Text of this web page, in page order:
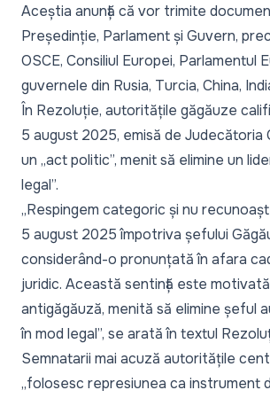
Aceștia anunță că vor trimite
Președinție, Parlament și Guvern,
OSCE, Consiliul Europei, Parlamentul
guvernele din Rusia, Turcia, China,
În Rezoluție, autoritățile găgăuze
5 august 2025, emisă de Judecătoria
un „act politic”, menit să elimine un
legal”.
„Respingem categoric și nu
5 august 2025 împotriva șefului
considerând-o pronunțată în afara
juridic. Această sentință este
antigăgăuză, menită să elimine șeful
în mod legal”, se arată în textul
Semnatarii mai acuză autoritățile
„folosesc represiunea ca instrument